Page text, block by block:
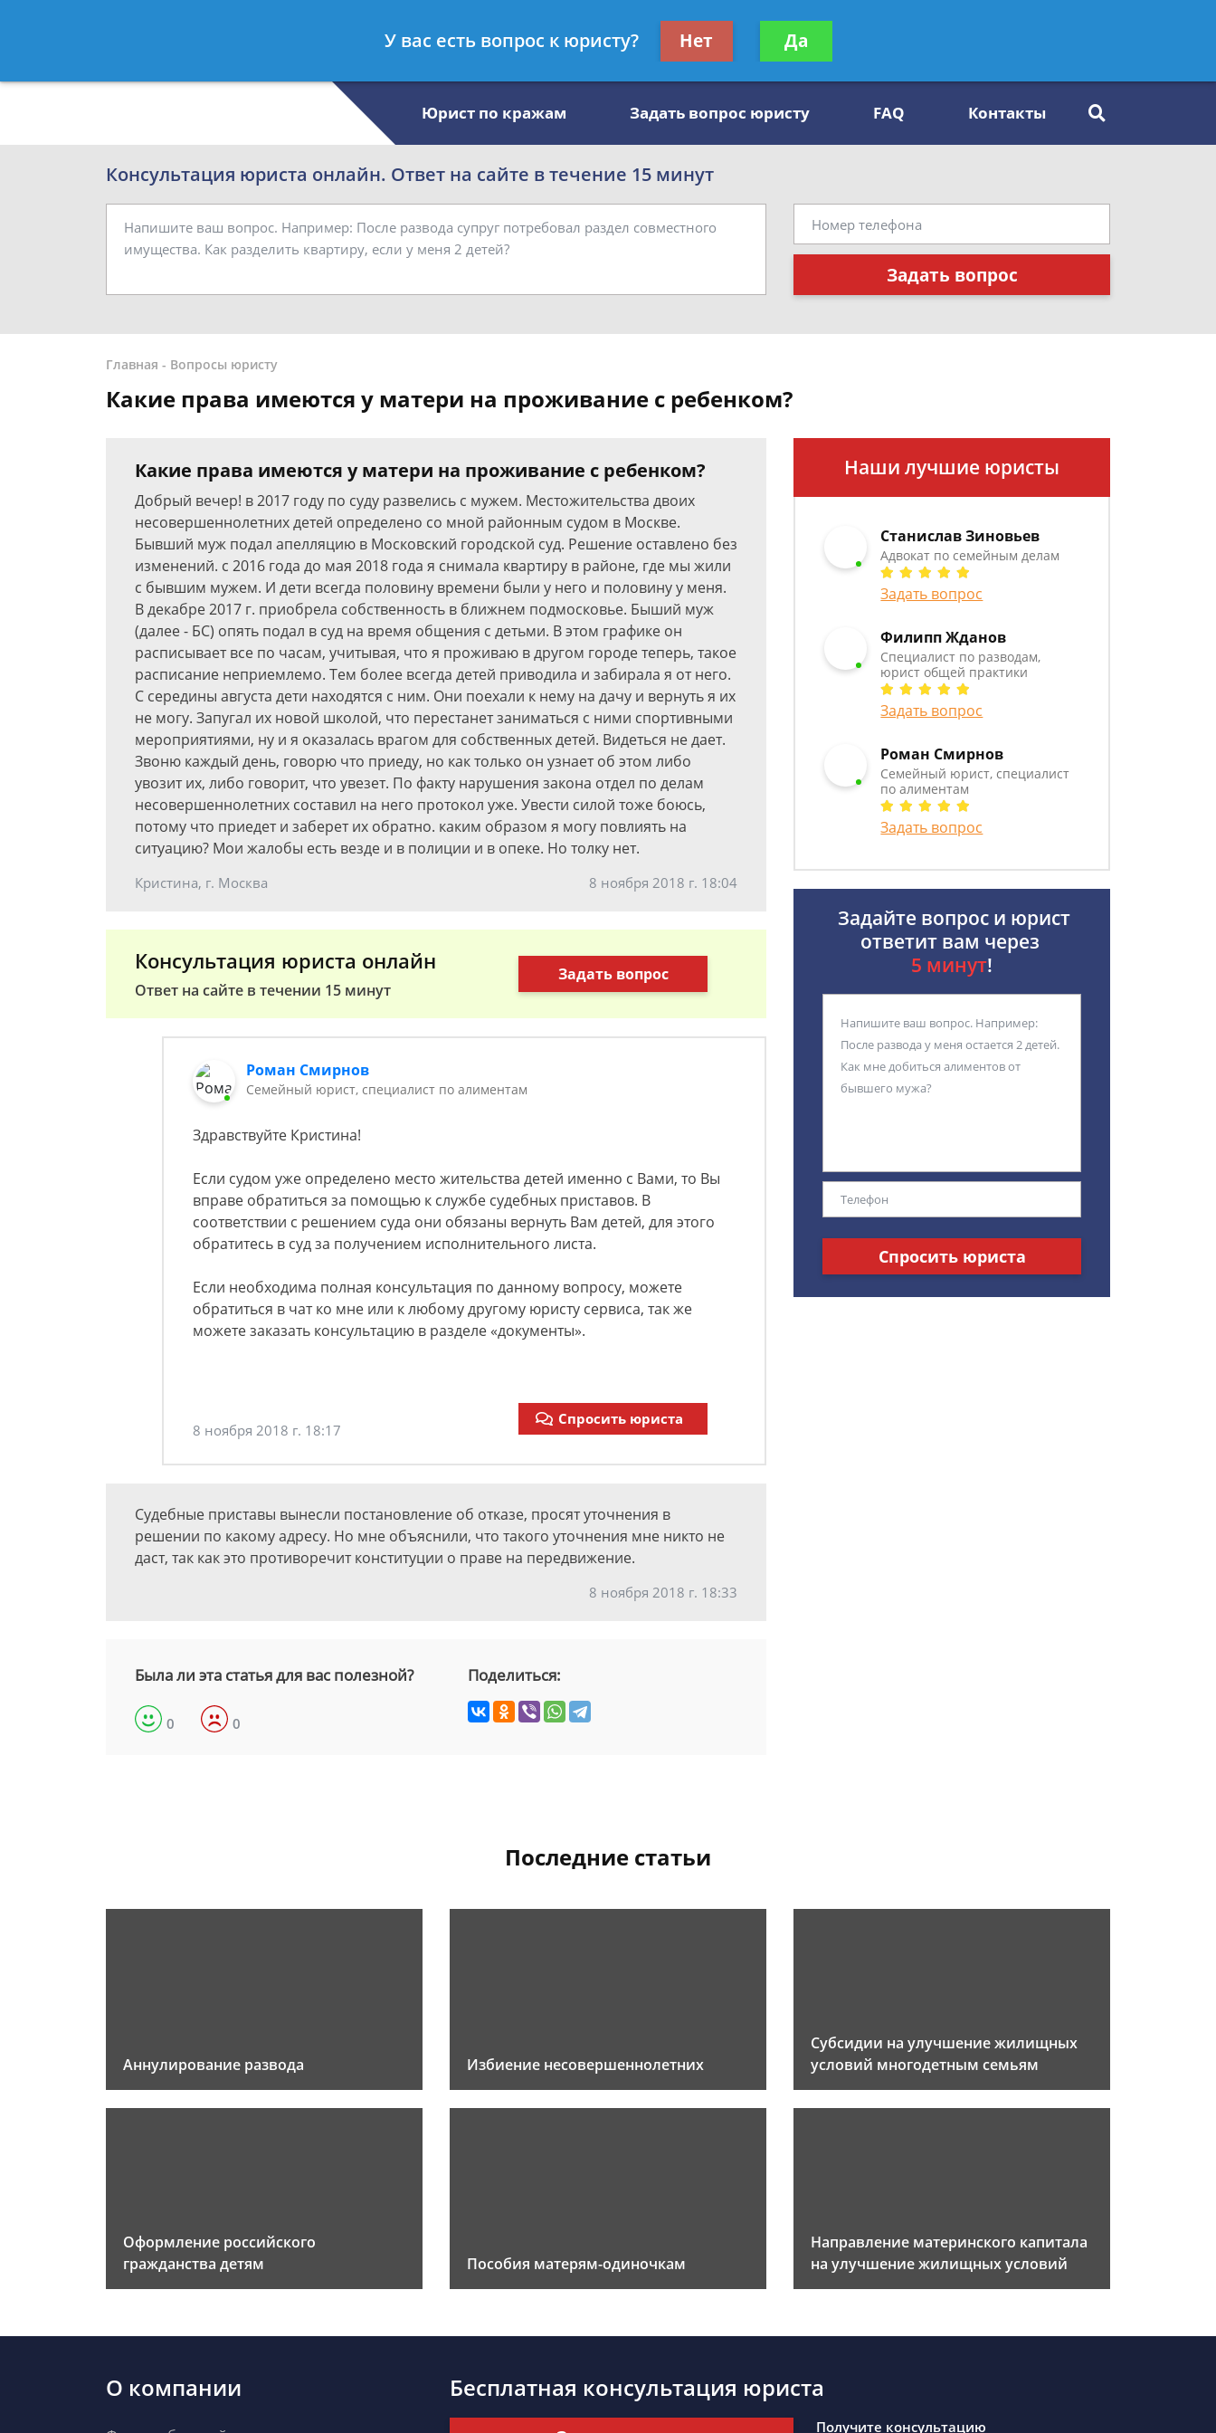
- Семейный юрист, специалист по алиментам
Получите консультацию
бесплатно
Юрист по кражам Задать вопрос юристу FAQ Контакты
Консультация юриста онлайн. Ответ на сайте в течение 15 минут
Задать вопрос
Главная - Вопросы юристу
Какие права имеются у матери на проживание с ребенком?
Какие права имеются у матери на проживание с ребенком?
Добрый вечер! в 2017 году по суду развелись с мужем. Местожительства двоих
несовершеннолетних детей определено со мной районным судом в Москве.
Бывший муж подал апелляцию в Московский городской суд. Решение оставлено без
изменений. с 2016 года до мая 2018 года я снимала квартиру в районе, где мы жили
с бывшим мужем. И дети всегда половину времени были у него и половину у меня.
В декабре 2017 г. приобрела собственность в ближнем подмосковье. Быший муж
(далее - БС) опять подал в суд на время общения с детьми. В этом графике он
расписывает все по часам, учитывая, что я проживаю в другом городе теперь, такое
расписание неприемлемо. Тем более всегда детей приводила и забирала я от него.
С середины августа дети находятся с ним. Они поехали к нему на дачу и вернуть я их
не могу. Запугал их новой школой, что перестанет заниматься с ними спортивными
мероприятиями, ну и я оказалась врагом для собственных детей. Видеться не дает.
Звоню каждый день, говорю что приеду, но как только он узнает об этом либо
увозит их, либо говорит, что увезет. По факту нарушения закона отдел по делам
несовершеннолетних составил на него протокол уже. Увести силой тоже боюсь,
потому что приедет и заберет их обратно. каким образом я могу повлиять на
ситуацию? Мои жалобы есть везде и в полиции и в опеке. Но толку нет.
Кристина, г. Москва 8 ноября 2018 г. 18:04
Консультация юриста онлайн
Ответ на сайте в течении 15 минут
Задать вопрос
Роман Смирнов
Семейный юрист, специалист по алиментам
Здравствуйте Кристина!
Если судом уже определено место жительства детей именно с Вами, то Вы
вправе обратиться за помощью к службе судебных приставов. В
соответствии с решением суда они обязаны вернуть Вам детей, для этого
обратитесь в суд за получением исполнительного листа.
Если необходима полная консультация по данному вопросу, можете
обратиться в чат ко мне или к любому другому юристу сервиса, так же
можете заказать консультацию в разделе «документы».
8 ноября 2018 г. 18:17
Спросить юриста
Судебные приставы вынесли постановление об отказе, просят уточнения в
решении по какому адресу. Но мне объяснили, что такого уточнения мне никто не
даст, так как это противоречит конституции о праве на передвижение.
8 ноября 2018 г. 18:33
Была ли эта статья для вас полезной?
0 0
Поделиться:
Наши лучшие юристы
Станислав Зиновьев
Адвокат по семейным делам
Задать вопрос
Филипп Жданов
Специалист по разводам,
юрист общей практики
Задать вопрос
Роман Смирнов
Семейный юрист, специалист
по алиментам
Задать вопрос
Задайте вопрос и юрист
ответит вам через
5 минут!
Спросить юриста
Последние статьи
Аннулирование развода Избиение несовершеннолетних
Субсидии на улучшение жилищных
условий многодетным семьям
Оформление российского
гражданства детям
Пособия матерям-одиночкам
Направление материнского капитала
на улучшение жилищных условий
О компании Бесплатная консультация юриста
Получите консультацию
У вас есть вопрос к юристу? Нет Да